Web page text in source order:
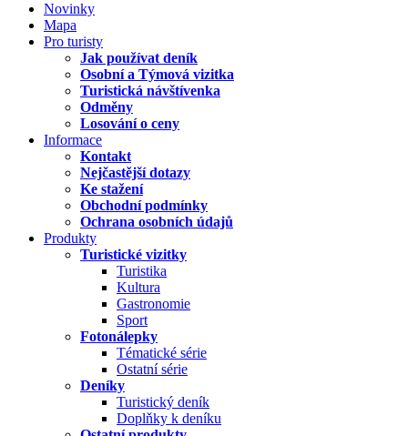
Novinky
Mapa
Pro turisty
Jak používat deník
Osobní a Týmová vizitka
Turistická návštívenka
Odměny
Losování o ceny
Informace
Kontakt
Nejčastější dotazy
Ke stažení
Obchodní podmínky
Ochrana osobních údajů
Produkty
Turistické vizitky
Turistika
Kultura
Gastronomie
Sport
Fotonálepky
Tématické série
Ostatní série
Deníky
Turistický deník
Doplňky k deníku